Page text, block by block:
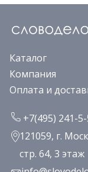
Каталог
Компания
Оплата и
+7(495) 241-
121059, г.
стр. 64, 3 этаж